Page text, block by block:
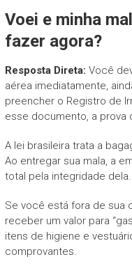
Voei e minha
fazer agora?
Resposta Direta: Você
aérea imediatamente,
preencher o Registro de
esse documento, a prova
A lei brasileira trata a
Ao entregar sua mala, a
total pela integridade dela.
Se você está fora de sua
receber um valor para
itens de higiene e
comprovantes.